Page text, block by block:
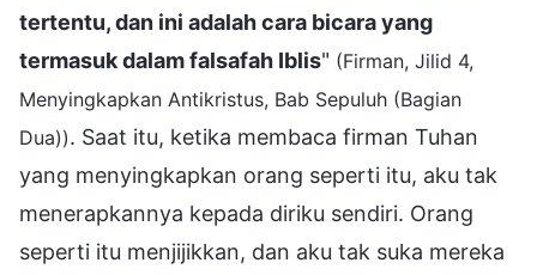
tertentu, dan ini adalah cara bicara yang
termasuk dalam falsafah Iblis" (Firman, Jilid 4,
Menyingkapkan Antikristus, Bab Sepuluh (Bagian
Dua)). Saat itu, ketika membaca firman Tuhan
yang menyingkapkan orang seperti itu, aku tak
menerapkannya kepada diriku sendiri. Orang
seperti itu menjijikkan, dan aku tak suka mereka